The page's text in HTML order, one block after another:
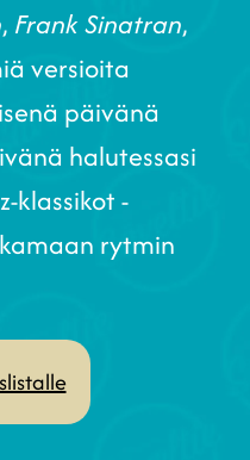
, Frank Sinatran,
versioita
päivänä
halutessasi
klassikot -
rytmin